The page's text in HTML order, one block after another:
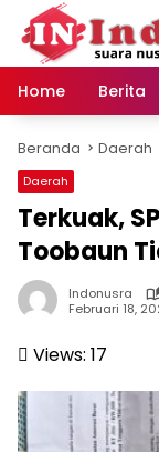
Langsung
konten
Home
Berita
Beranda Daerah
Daerah
Terkuak,
Toobaun
Indonusra
Februari 18,
Views: 17